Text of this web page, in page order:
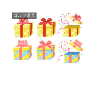
ゴルフ道具